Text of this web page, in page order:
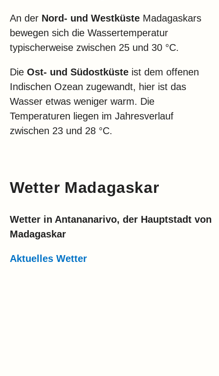
An der Nord- und Westküste Madagaskars
bewegen sich die Wassertemperatur
typischerweise zwischen 25 und 30 °C.
Die Ost- und Südostküste ist dem offenen
Indischen Ozean zugewandt, hier ist das
Wasser etwas weniger warm. Die
Temperaturen liegen im Jahresverlauf
zwischen 23 und 28 °C.
Wetter Madagaskar
Wetter in Antananarivo, der Hauptstadt von
Madagaskar
Aktuelles Wetter